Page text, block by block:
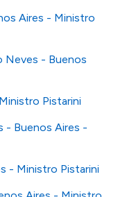
Aires - Ministro
Neves - Buenos
Pistarini
- Buenos Aires -
- Ministro Pistarini